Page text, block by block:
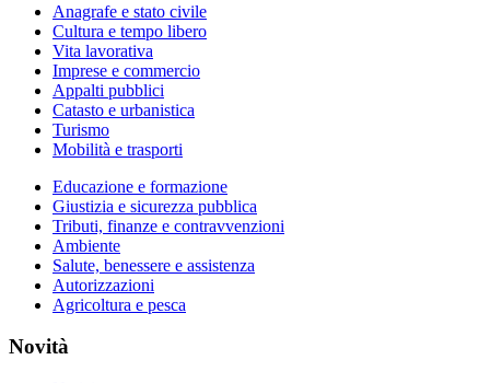
Anagrafe e stato civile
Cultura e tempo libero
Vita lavorativa
Imprese e commercio
Appalti pubblici
Catasto e urbanistica
Turismo
Mobilità e trasporti
Educazione e formazione
Giustizia e sicurezza pubblica
Tributi, finanze e contravvenzioni
Ambiente
Salute, benessere e assistenza
Autorizzazioni
Agricoltura e pesca
Novità